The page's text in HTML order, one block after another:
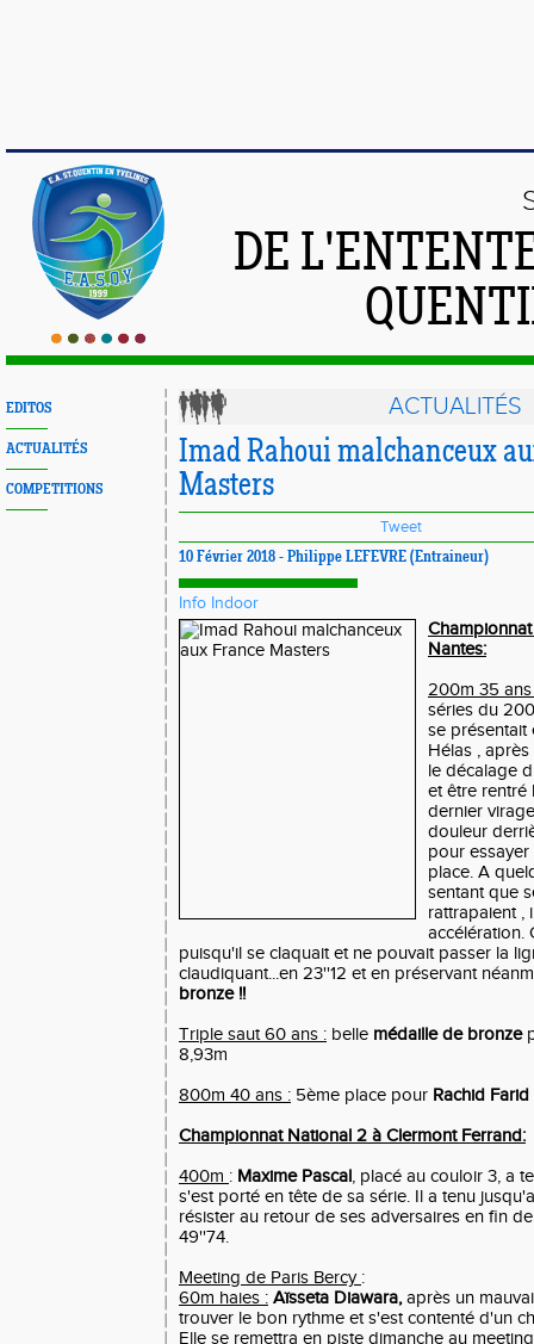
DE
EDITOS
ACTUALITÉS
COMPETITIONS
ACTUALITÉS
Imad Rahoui malchanceux
Masters
Tweet
10 Février 2018 - Philippe LEFEVRE (Entraineur)
Info Indoor
Nantes:
200m 35 ans
séries du
se présentait
Hélas ,
le décalage
et être rentré
dernier
douleur
pour
place. A
sentant que
rattrapaient ,
accélération.
puisqu'il se claquait et ne pouvait passer la
claudiquant...en 23''12 et en préservant
bronze !!
Triple saut 60 ans : belle médaille de bronze
8,93m
800m 40 ans : 5ème place pour Rachid Farid
Championnat National 2 à Clermont Ferrand:
400m : Maxime Pascal, placé au couloir 3, a
s'est porté en tête de sa série. Il a tenu
résister au retour de ses adversaires en fin
49''74.
Meeting de Paris Bercy :
60m haies : Aïsseta Diawara,après un
trouver le bon rythme et s'est contenté d'un
Elle se remettra en piste dimanche au